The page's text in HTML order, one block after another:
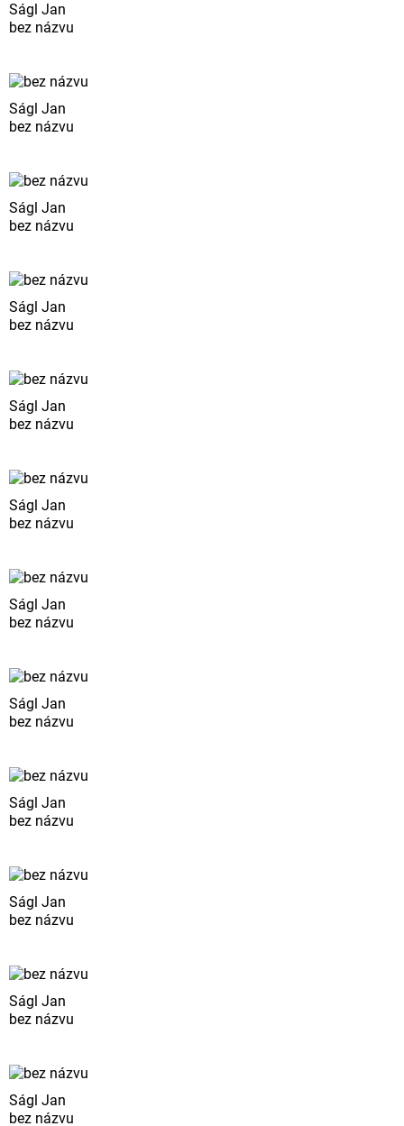
Ságl Jan
bez názvu
Ságl Jan
bez názvu
Ságl Jan
bez názvu
Ságl Jan
bez názvu
Ságl Jan
bez názvu
Ságl Jan
bez názvu
Ságl Jan
bez názvu
Ságl Jan
bez názvu
Ságl Jan
bez názvu
Ságl Jan
bez názvu
Ságl Jan
bez názvu
Ságl Jan
bez názvu